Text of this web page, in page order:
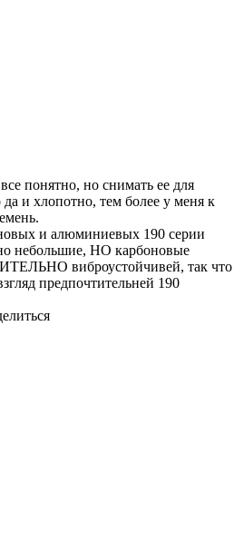
понятно, но снимать ее для
да и хлопотно, тем более у меня к
и алюминиевых 190 серии
небольшие, НО карбоновые
виброустойчивей, так что
предпочтительней 190